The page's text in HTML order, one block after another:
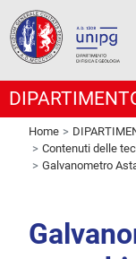
Home
Contenuti delle
Galvanometro